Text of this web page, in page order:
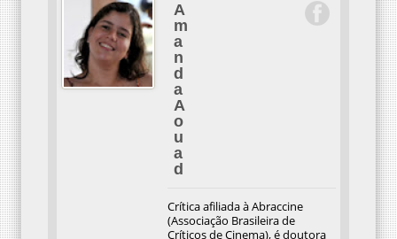
A
m
a
n
d
a
A
o
u
a
d
Crítica afiliada à Abraccine
(Associação Brasileira de
Críticos de Cinema), é doutora